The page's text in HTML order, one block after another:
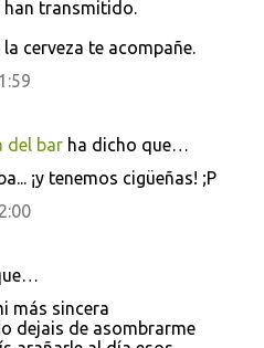
han transmitido.
cerveza te acompañe.
del bar ha dicho que…
¡y tenemos cigüeñas! ;P
más sincera
dejais de asombrarme